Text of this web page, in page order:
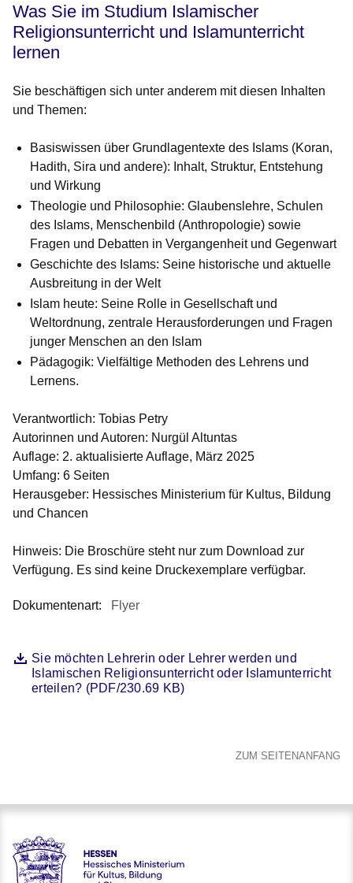
Was Sie im Studium Islamischer
Religionsunterricht und Islamunterricht
lernen
Sie beschäftigen sich unter anderem mit diesen Inhalten
und Themen:
Basiswissen über Grundlagentexte des Islams (Koran,
Hadith, Sira und andere): Inhalt, Struktur, Entstehung
und Wirkung
Theologie und Philosophie: Glaubenslehre, Schulen
des Islams, Menschenbild (Anthropologie) sowie
Fragen und Debatten in Vergangenheit und Gegenwart
Geschichte des Islams: Seine historische und aktuelle
Ausbreitung in der Welt
Islam heute: Seine Rolle in Gesellschaft und
Weltordnung, zentrale Herausforderungen und Fragen
junger Menschen an den Islam
Pädagogik: Vielfältige Methoden des Lehrens und
Lernens.
Verantwortlich: Tobias Petry
Autorinnen und Autoren: Nurgül Altuntas
Auflage: 2. aktualisierte Auflage, März 2025
Umfang: 6 Seiten
Herausgeber: Hessisches Ministerium für Kultus, Bildung
und Chancen
Hinweis: Die Broschüre steht nur zum Download zur
Verfügung. Es sind keine Druckexemplare verfügbar.
Dokumentenart: Flyer
DateiSie möchten Lehrerin oder Lehrer werden und
Islamischen Religionsunterricht oder Islamunterricht
erteilen? (PDF/230.69 KB)
Öffnet sich in einem neuen Fenster
ZUM SEITENANFANG